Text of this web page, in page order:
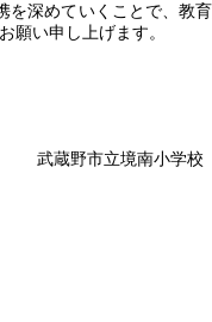
深めていくことで、教
願い申し上げます。
武蔵野市立境南小学校